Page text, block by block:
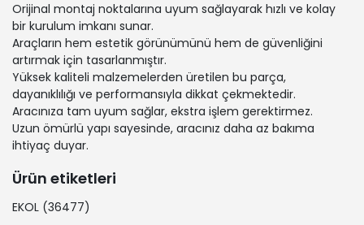
Orijinal montaj noktalarına uyum sağlayarak hızlı ve kolay
bir kurulum imkanı sunar.
Araçların hem estetik görünümünü hem de güvenliğini
artırmak için tasarlanmıştır.
Yüksek kaliteli malzemelerden üretilen bu parça,
dayanıklılığı ve performansıyla dikkat çekmektedir.
Aracınıza tam uyum sağlar, ekstra işlem gerektirmez.
Uzun ömürlü yapı sayesinde, aracınız daha az bakıma
ihtiyaç duyar.
Ürün etiketleri
EKOL (36477)